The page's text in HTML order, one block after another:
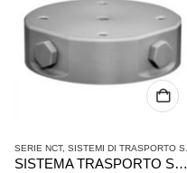
SERIE NCT, SISTEMI DI TRASPORTO SENZA CONTATTO
SISTEMA TRASPORTO SENZA CONTATTO AVENTICS SERIE NCT-AL R412010640